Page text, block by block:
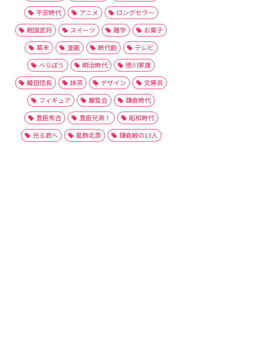
平安時代
アニメ
ロングセラー
戦国武将
スイーツ 雑学
お菓子
幕末
漫画 時代劇
テレビ
べらぼう
明治時代
徳川家康
織田信長
抹茶 デザイン
文房具
フィギュア
展覧会
鎌倉時代
豊臣秀吉
豊臣兄弟！
昭和時代
光る君へ
葛飾北斎 鎌倉殿の13人